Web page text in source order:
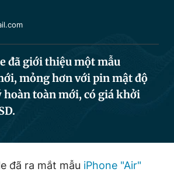
Liên hệ quảng cáo
đã giới thiệu một mẫu
mỏng hơn với pin mật độ
hoàn toàn mới, có giá khởi
đã ra mắt mẫu iPhone "Air"